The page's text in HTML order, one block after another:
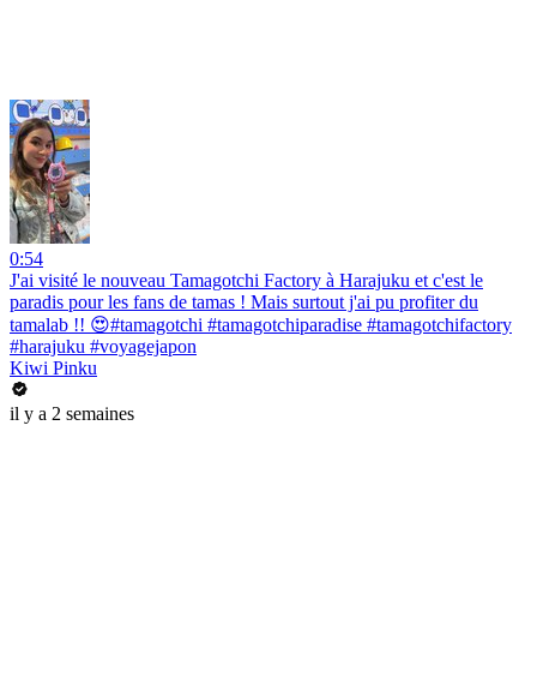
0:54
J'ai visité le nouveau Tamagotchi Factory à Harajuku et c'est le
paradis pour les fans de tamas ! Mais surtout j'ai pu profiter du
tamalab !! 😍#tamagotchi #tamagotchiparadise #tamagotchifactory
#harajuku #voyagejapon
Kiwi Pinku
il y a 2 semaines